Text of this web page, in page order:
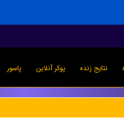
نتایج زنده پوکر آنلاین پاسور